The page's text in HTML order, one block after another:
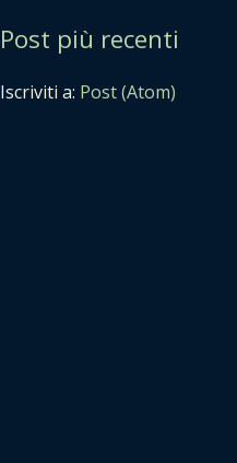
Post più recenti
Iscriviti a: Post (Atom)